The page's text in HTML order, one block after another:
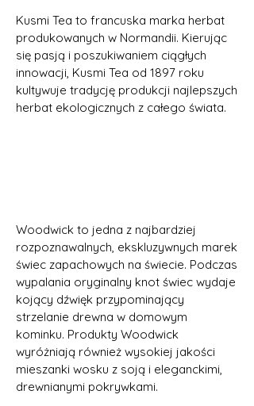
Kusmi Tea to francuska marka herbat
produkowanych w Normandii. Kierując
się pasją i poszukiwaniem ciągłych
innowacji, Kusmi Tea od 1897 roku
kultywuje tradycję produkcji najlepszych
herbat ekologicznych z całego świata.
Woodwick to jedna z najbardziej
rozpoznawalnych, ekskluzywnych marek
świec zapachowych na świecie. Podczas
wypalania oryginalny knot świec wydaje
kojący dźwięk przypominający
strzelanie drewna w domowym
kominku. Produkty Woodwick
wyróżniają również wysokiej jakości
mieszanki wosku z soją i eleganckimi,
drewnianymi pokrywkami.